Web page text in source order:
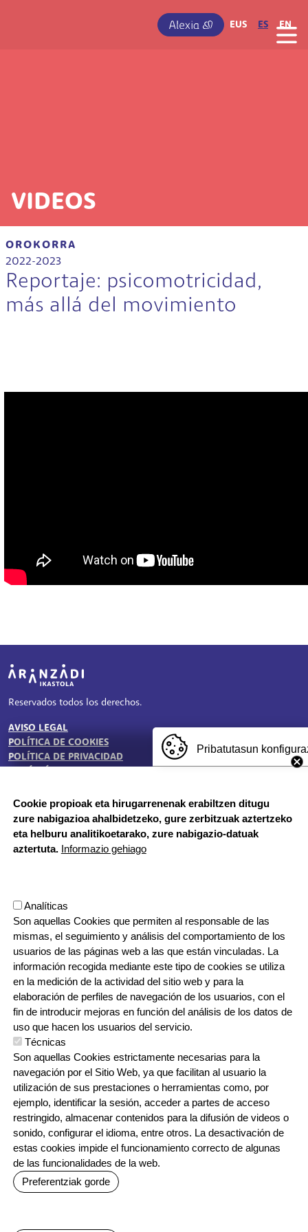
EUS ES EN
IRUDIA
VIDEOS
OROKORRA
2022-2023
Reportaje: psicomotricidad,
más allá del movimiento
Irudia
Reservados todos los derechos.
TESTU-LEGALAK
AVISO LEGAL
POLÍTICA DE COOKIES
POLÍTICA DE PRIVACIDAD
HORARIO DE SECRETARÍA:
De lunes a jueves 8:00 - 18:00
Viernes 8:00 - 17:00
20570 Bergara, Gipuzkoa
943 76 90 71
ORRI-OINA
CONTACTO
TRABAJA CON NOSOTROS
IRUDIA
Irudia Irudia Irudia
Pribatutasun
Cookie propioak eta hirugarrenenak erabiltzen ditugu
zure nabigazioa ahalbidetzeko, gure zerbitzuak aztertzeko
eta helburu analitikoetarako, zure nabigazio-datuak
aztertuta. Informazio gehiago
Analíticas
Son aquellas Cookies que permiten al responsable de las
mismas, el seguimiento y análisis del comportamiento de los
usuarios de las páginas web a las que están vinculadas. La
información recogida mediante este tipo de cookies se utiliza
en la medición de la actividad del sitio web y para la
elaboración de perfiles de navegación de los usuarios, con el
fin de introducir mejoras en función del análisis de los datos de
uso que hacen los usuarios del servicio.
Técnicas
Son aquellas Cookies estrictamente necesarias para la
navegación por el Sitio Web, ya que facilitan al usuario la
utilización de sus prestaciones o herramientas como, por
ejemplo, identificar la sesión, acceder a partes de acceso
restringido, almacenar contenidos para la difusión de videos o
sonido, configurar el idioma, entre otros. La desactivación de
estas cookies impide el funcionamiento correcto de algunas
de las funcionalidades de la web.
Preferentziak gorde